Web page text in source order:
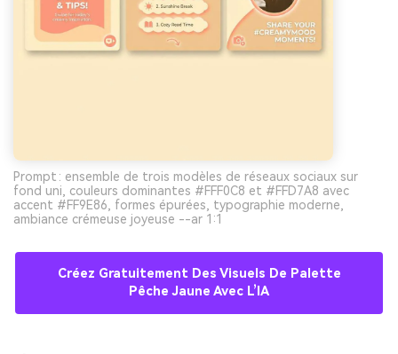
Prompt : ensemble de trois modèles de réseaux sociaux sur
fond uni, couleurs dominantes #FFF0C8 et #FFD7A8 avec
accent #FF9E86, formes épurées, typographie moderne,
ambiance crémeuse joyeuse --ar 1:1
Créez Gratuitement Des Visuels De Palette
Pêche Jaune Avec L’IA